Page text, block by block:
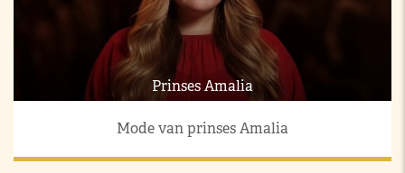
Prinses Amalia
Mode van prinses Amalia